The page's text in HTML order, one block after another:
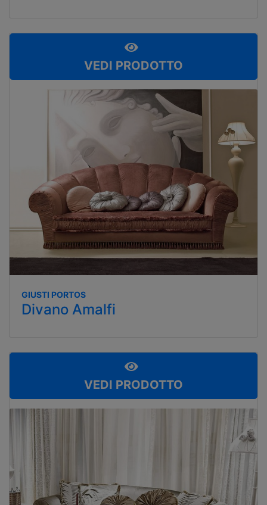
VEDI PRODOTTO
GIUSTI PORTOS
Divano Amalfi
VEDI PRODOTTO